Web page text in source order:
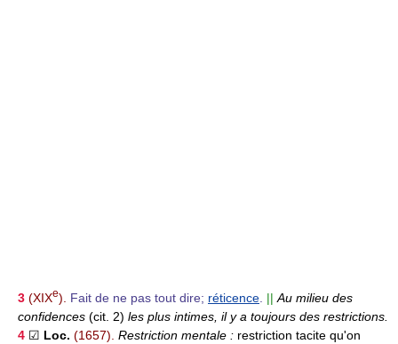
3 (XIXe). Fait de ne pas tout dire; réticence || Au milieu des
confidences (cit. 2) les plus intimes, il y a toujours des restrictions.
4 ☑ Loc. (1657). Restriction mentale : restriction tacite qu'on